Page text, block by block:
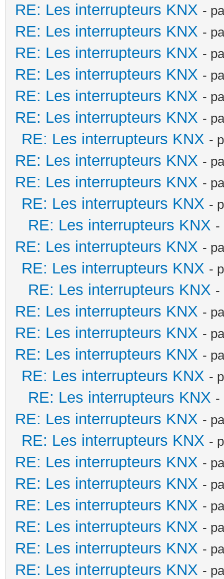
RE: Les interrupteurs KNX -
RE: Les interrupteurs KNX -
RE: Les interrupteurs KNX -
RE: Les interrupteurs KNX -
RE: Les interrupteurs KNX -
RE: Les interrupteurs KNX -
RE: Les interrupteurs KNX -
RE: Les interrupteurs KNX -
RE: Les interrupteurs KNX -
RE: Les interrupteurs KNX -
RE: Les interrupteurs KNX -
RE: Les interrupteurs KNX -
RE: Les interrupteurs KNX -
RE: Les interrupteurs KNX -
RE: Les interrupteurs KNX -
RE: Les interrupteurs KNX -
RE: Les interrupteurs KNX -
RE: Les interrupteurs KNX -
RE: Les interrupteurs KNX -
RE: Les interrupteurs KNX -
RE: Les interrupteurs KNX -
RE: Les interrupteurs KNX -
RE: Les interrupteurs KNX -
RE: Les interrupteurs KNX -
RE: Les interrupteurs KNX -
RE: Les interrupteurs KNX -
RE: Les interrupteurs KNX -